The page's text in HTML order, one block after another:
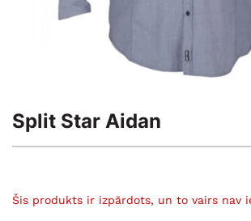
Split Star Aidan
Šis produkts ir izpārdots, un to vairs nav